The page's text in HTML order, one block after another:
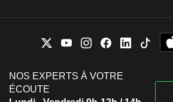
NOS EXPERTS À VOTRE
ÉCOUTE